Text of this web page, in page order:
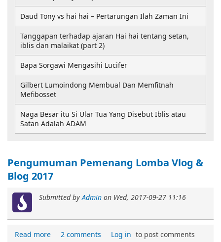
Pengumuman Pemenang Lomba Vlog &
Blog 2017
Submitted by Admin on Wed, 2017-09-27 11:16
Read more 2 comments Log in to post comments
Daud Tony vs hai hai – Pertarungan Ilah Zaman Ini
Tanggapan terhadap ajaran Hai hai tentang setan,
iblis dan malaikat (part 2)
Bapa Sorgawi Mengasihi Lucifer
Gilbert Lumoindong Membual Dan Memfitnah
Mefibosset
Naga Besar itu Si Ular Tua Yang Disebut Iblis atau
Satan Adalah ADAM